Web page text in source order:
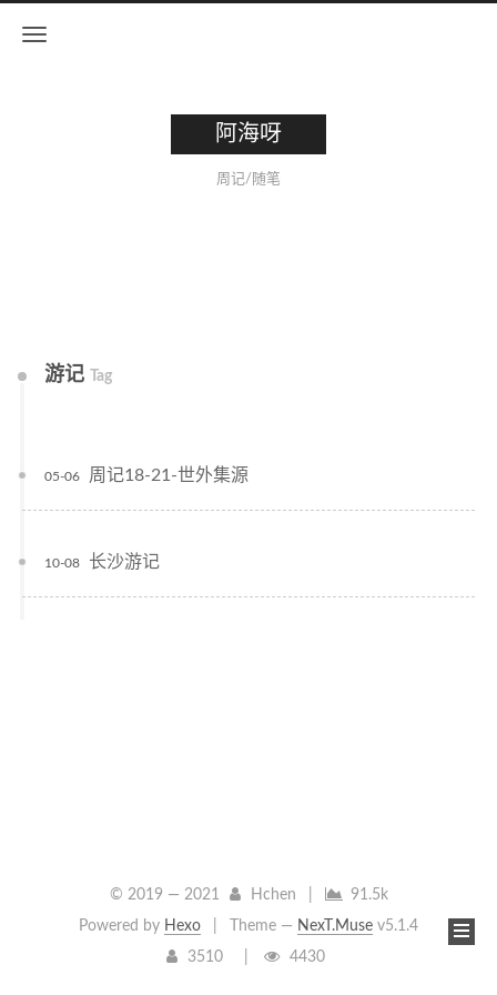
阿海呀
周记/随笔
游记 Tag
周记18-21-世外集源
05-06
长沙游记
10-08
© 2019 — 2021 Hchen
91.5k
Powered by Hexo Theme — NexT.Muse v5.1.4
3510
4430